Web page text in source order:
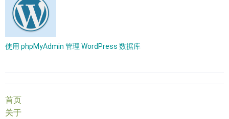
使用 phpMyAdmin 管理 WordPress 数据库
首页
关于